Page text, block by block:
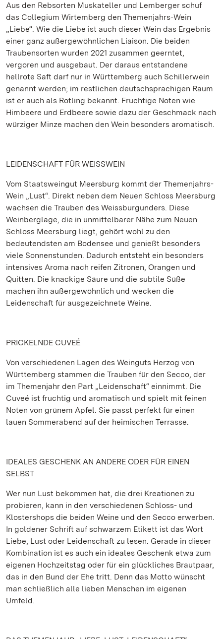
Aus den Rebsorten Muskateller und Lemberger schuf
das Collegium Wirtemberg den Themenjahrs-Wein
„Liebe“. Wie die Liebe ist auch dieser Wein das Ergebnis
einer ganz außergewöhnlichen Liaison. Die beiden
Traubensorten wurden 2021 zusammen geerntet,
vergoren und ausgebaut. Der daraus entstandene
hellrote Saft darf nur in Württemberg auch Schillerwein
genannt werden; im restlichen deutschsprachigen Raum
ist er auch als Rotling bekannt. Fruchtige Noten wie
Himbeere und Erdbeere sowie dazu der Geschmack nach
würziger Minze machen den Wein besonders aromatisch.
LEIDENSCHAFT FÜR WEISSWEIN
Vom Staatsweingut Meersburg kommt der Themenjahrs-
Wein „Lust“. Direkt neben dem Neuen Schloss Meersburg
wachsen die Trauben des Weissburgunders. Diese
Weinberglage, die in unmittelbarer Nähe zum Neuen
Schloss Meersburg liegt, gehört wohl zu den
bedeutendsten am Bodensee und genießt besonders
viele Sonnenstunden. Dadurch entsteht ein besonders
intensives Aroma nach reifen Zitronen, Orangen und
Quitten. Die knackige Säure und die subtile Süße
machen ihn außergewöhnlich und wecken die
Leidenschaft für ausgezeichnete Weine.
PRICKELNDE CUVEÉ
Von verschiedenen Lagen des Weinguts Herzog von
Württemberg stammen die Trauben für den Secco, der
im Themenjahr den Part „Leidenschaft“ einnimmt. Die
Cuveé ist fruchtig und aromatisch und spielt mit feinen
Noten von grünem Apfel. Sie passt perfekt für einen
lauen Sommerabend auf der heimischen Terrasse.
IDEALES GESCHENK AN ANDERE ODER FÜR EINEN
SELBST
Wer nun Lust bekommen hat, die drei Kreationen zu
probieren, kann in den verschiedenen Schloss- und
Klostershops die beiden Weine und den Secco erwerben.
In goldener Schrift auf schwarzem Etikett ist das Wort
Liebe, Lust oder Leidenschaft zu lesen. Gerade in dieser
Kombination ist es auch ein ideales Geschenk etwa zum
eigenen Hochzeitstag oder für ein glückliches Brautpaar,
das in den Bund der Ehe tritt. Denn das Motto wünscht
man schließlich alle lieben Menschen im eigenen
Umfeld.